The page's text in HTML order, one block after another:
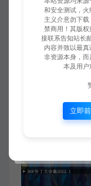
和安全测试，
主义介意勿下
禁商用！其版
接联系告知站长
内容并致以最
非资源本身，
本及用户
立即